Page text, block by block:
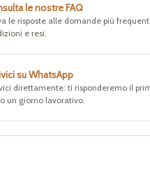
le nostre FAQ
le risposte alle domande più
e resi.
su WhatsApp
direttamente: ti risponderemo il
un giorno lavorativo.